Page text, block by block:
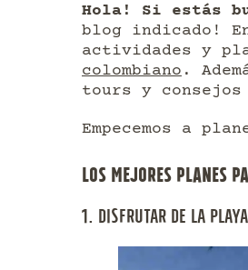
Hola! Si estás
blog indicado!
actividades y
colombiano .
tours y
Empecemos a
LOS MEJORES PLANES
1. DISFRUTAR DE LA